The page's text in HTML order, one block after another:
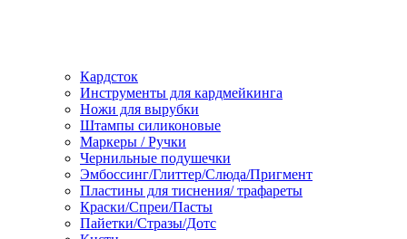
Кардсток
Инструменты для кардмейкинга
Ножи для вырубки
Штампы силиконовые
Маркеры / Ручки
Чернильные подушечки
Эмбоссинг/Глиттер/Слюда/Пригмент
Пластины для тиснения/ трафареты
Краски/Спреи/Пасты
Пайетки/Стразы/Дотс